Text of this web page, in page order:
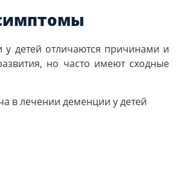
детей отличаются причинами и
но часто имеют сходные